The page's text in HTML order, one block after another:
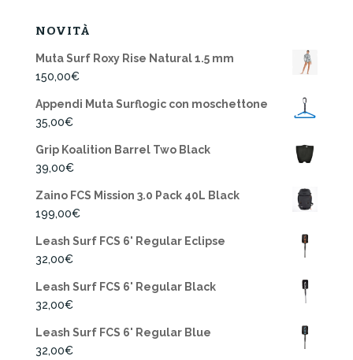
NOVITÀ
Muta Surf Roxy Rise Natural 1.5 mm
150,00€
Appendi Muta Surflogic con moschettone
35,00€
Grip Koalition Barrel Two Black
39,00€
Zaino FCS Mission 3.0 Pack 40L Black
199,00€
Leash Surf FCS 6' Regular Eclipse
32,00€
Leash Surf FCS 6' Regular Black
32,00€
Leash Surf FCS 6' Regular Blue
32,00€